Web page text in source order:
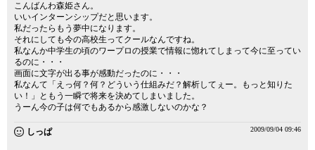
こんばんわ森姫さん。
いいインターンシップだと思います。
私だったらもう夢中になります。
それにしても今の高校生ってクールなんですね。
私なんか中学生の頃のワープロの授業で情報に惚れてしまって今に至ってい
るのに・・・
画面に文字が出る事が感動だったのに・・・
私なんて「えっ何？何？どういう仕組みだ？解析してぇー。もっと知りた
い！」ともう一瞬で将来を決めてしまいました。
うーん今の子は何でもあるから感激しないのかな？
しっぱ 2009/09/04 09:46